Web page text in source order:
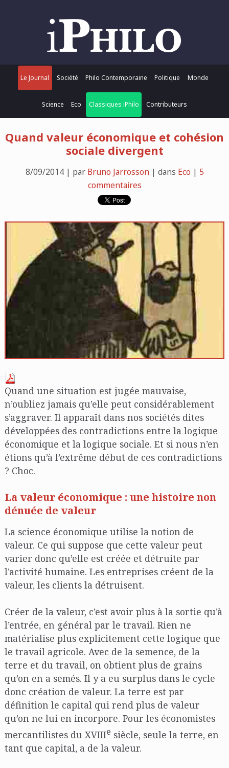
Le Journal Société Philo Contemporaine Politique Monde
Science Eco Classiques iPhilo Contributeurs
Quand valeur économique et cohésion
sociale divergent
8/09/2014 | par Bruno Jarrosson| dans Eco | 5
commentaires
Quand une situation est jugée mauvaise,
n’oubliez jamais qu’elle peut considérablement
s’aggraver. Il apparaît dans nos sociétés dites
développées des contradictions entre la logique
économique et la logique sociale. Et si nous n’en
étions qu’à l’extrême début de ces contradictions
? Choc.
La valeur économique : une histoire non
dénuée de valeur
La science économique utilise la notion de
valeur. Ce qui suppose que cette valeur peut
varier donc qu’elle est créée et détruite par
l’activité humaine. Les entreprises créent de la
valeur, les clients la détruisent.
Créer de la valeur, c’est avoir plus à la sortie qu’à
l’entrée, en général par le travail. Rien ne
matérialise plus explicitement cette logique que
le travail agricole. Avec de la semence, de la
terre et du travail, on obtient plus de grains
qu’on en a semés. Il y a eu surplus dans le cycle
donc création de valeur. La terre est par
définition le capital qui rend plus de valeur
qu’on ne lui en incorpore. Pour les économistes
mercantilistes du XVIIIe siècle, seule la terre, en
tant que capital, a de la valeur.